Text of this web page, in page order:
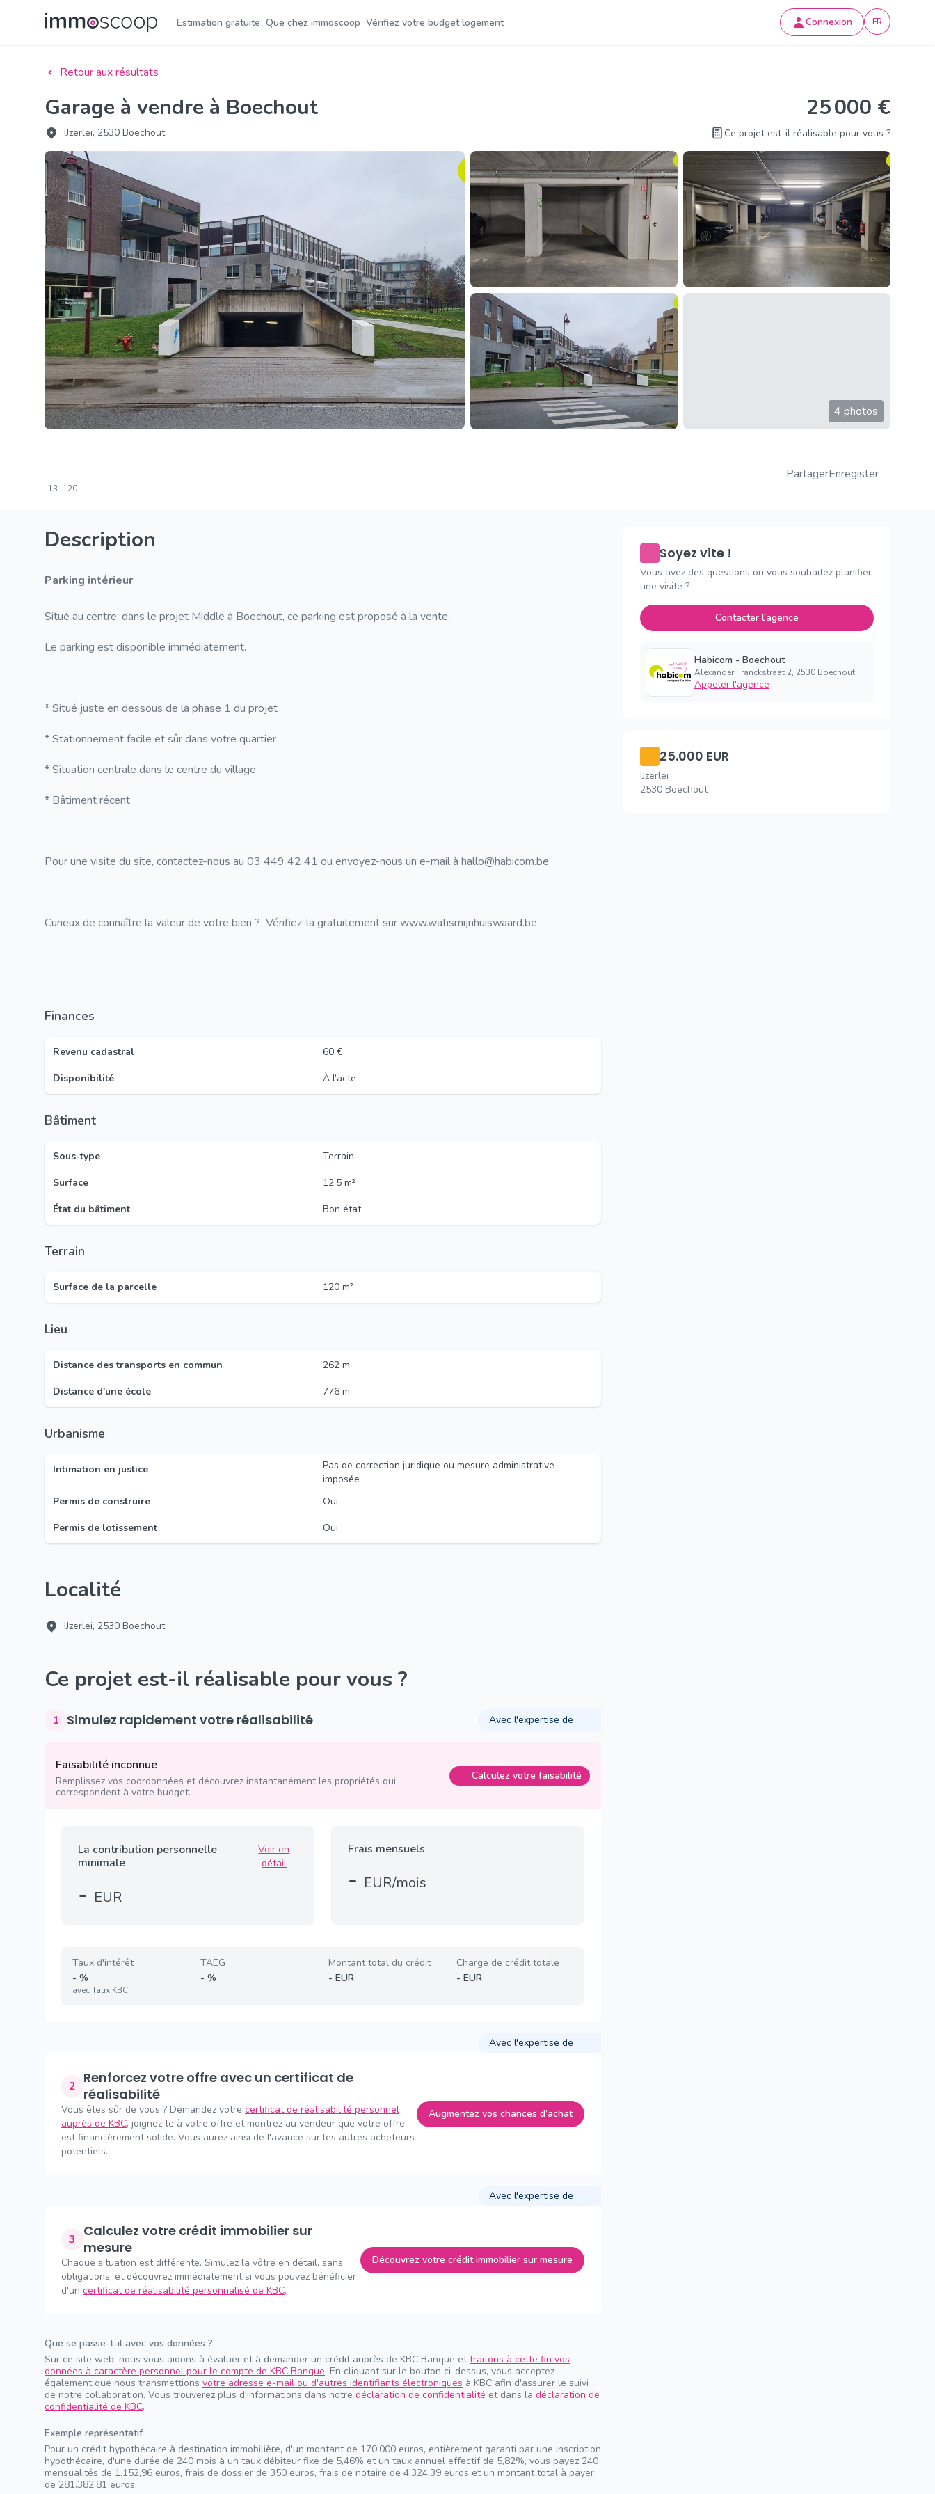
Estimation gratuite Que chez immoscoop Vérifiez votre budget logement Connexion FR
Retour aux résultats
Garage à vendre à Boechout
IJzerlei, 2530 Boechout
25 000 €
Ce projet est-il réalisable pour vous ?
4 photos
13 120
PartagerEnregister
Description
Parking intérieur
Situé au centre, dans le projet Middle à Boechout, ce parking est proposé à la vente.
Le parking est disponible immédiatement.
* Situé juste en dessous de la phase 1 du projet
* Stationnement facile et sûr dans votre quartier
* Situation centrale dans le centre du village
* Bâtiment récent
Pour une visite du site, contactez-nous au 03 449 42 41 ou envoyez-nous un e-mail à hallo@habicom.be
Curieux de connaître la valeur de votre bien ? Vérifiez-la gratuitement sur www.watismijnhuiswaard.be
Finances
Revenu cadastral
60 €
Disponibilité
À l’acte
Bâtiment
Sous-type
Terrain
Surface
12,5 m²
État du bâtiment
Bon état
Terrain
Surface de la parcelle 120 m²
Lieu
Distance des transports en commun
262 m
Distance d'une école
776 m
Urbanisme
Intimation en justice
Pas de correction juridique ou mesure administrative
imposée
Permis de construire
Oui
Permis de lotissement
Oui
Localité
IJzerlei, 2530 Boechout
Ce projet est-il réalisable pour vous ?
1 Simulez rapidement votre réalisabilité Avec l'expertise de
Faisabilité inconnue
Remplissez vos coordonnées et découvrez instantanément les propriétés qui
correspondent à votre budget.
Calculez votre faisabilité
La contribution personnelle
minimale
Voir en
détail
- EUR
Frais mensuels
- EUR/mois
Taux d'intérêt
- %
avecTaux KBC
TAEG
- %
Montant total du crédit
- EUR
Charge de crédit totale
- EUR
Avec l'expertise de
2 Renforcez votre offre avec un certificat de
réalisabilité
Vous êtes sûr de vous ? Demandez votre certificat de réalisabilité personnel
auprès de KBC, joignez-le à votre offre et montrez au vendeur que votre offre
est financièrement solide. Vous aurez ainsi de l'avance sur les autres acheteurs
potentiels.
Augmentez vos chances d’achat
Avec l'expertise de
3
Calculez votre crédit immobilier sur
mesure
Chaque situation est différente. Simulez la vôtre en détail, sans
obligations, et découvrez immédiatement si vous pouvez bénéficier
d'un certificat de réalisabilité personnalisé de KBC.
Découvrez votre crédit immobilier sur mesure
Que se passe-t-il avec vos données ?
Sur ce site web, nous vous aidons à évaluer et à demander un crédit auprès de KBC Banque ettraitons à cette fin vos
données à caractère personnel pour le compte de KBC Banque. En cliquant sur le bouton ci-dessus, vous acceptez
également que nous transmettions votre adresse e-mail ou d'autres identifiants électroniques à KBC afin d'assurer le suivi
de notre collaboration. Vous trouverez plus d'informations dans notre déclaration de confidentialité et dans la déclaration de
confidentialité de KBC.
Exemple représentatif
Pour un crédit hypothécaire à destination immobilière, d'un montant de 170.000 euros, entièrement garanti par une inscription
hypothécaire, d'une durée de 240 mois à un taux débiteur fixe de 5,46% et un taux annuel effectif de 5,82%, vous payez 240
mensualités de 1.152,96 euros, frais de dossier de 350 euros, frais de notaire de 4.324,39 euros et un montant total à payer
de 281.382,81 euros.
Soyez vite !
Vous avez des questions ou vous souhaitez planifier
une visite ?
Contacter l'agence
Habicom - Boechout
Alexander Franckstraat 2, 2530 Boechout
Appeler l'agence
25.000 EUR
IJzerlei
2530 Boechout